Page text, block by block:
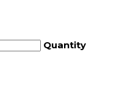
Quantity